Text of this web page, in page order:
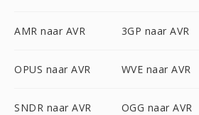
AMR naar AVR 3GP naar AVR
OPUS naar AVR WVE naar AVR
SNDR naar AVR OGG naar AVR